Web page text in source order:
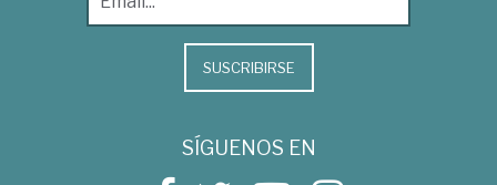
SUSCRIBIRSE
SÍGUENOS EN